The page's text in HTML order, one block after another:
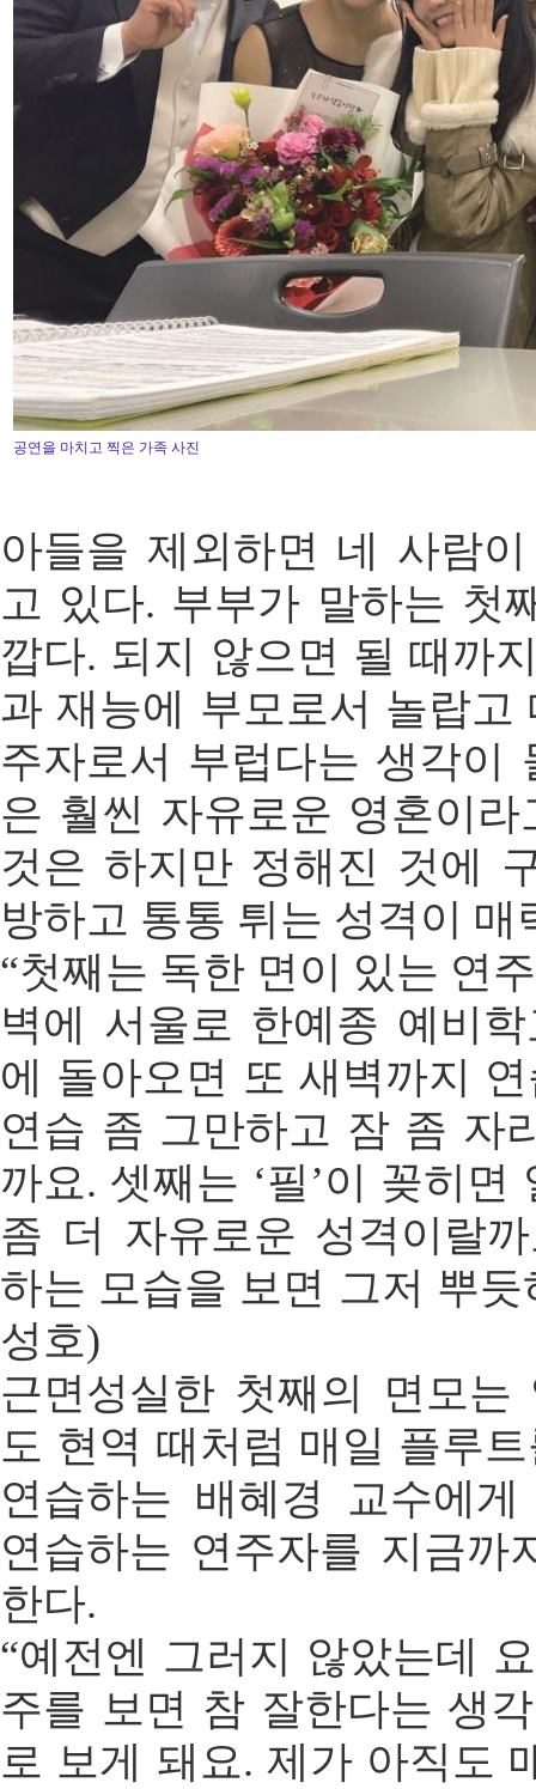
공연을 마치고 찍은 가족 사진
아들을 제외하면 네 사람
고 있다. 부부가 말하는 첫
깝다. 되지 않으면 될 때까
과 재능에 부모로서 놀랍고
주자로서 부럽다는 생각이
은 훨씬 자유로운 영혼이
것은 하지만 정해진 것에
방하고 통통 튀는 성격이 매
“첫째는 독한 면이 있는 연
벽에 서울로 한예종 예비
에 돌아오면 또 새벽까지
연습 좀 그만하고 잠 좀 자
까요. 셋째는 ‘필’이 꽂히
좀 더 자유로운 성격이랄
하는 모습을 보면 그저 뿌
성호)
근면성실한 첫째의 면모
도 현역 때처럼 매일 플루
연습하는 배혜경 교수에
연습하는 연주자를 지금까
한다.
“예전엔 그러지 않았는데
주를 보면 참 잘한다는 생
로 보게 돼요. 제가 아직도